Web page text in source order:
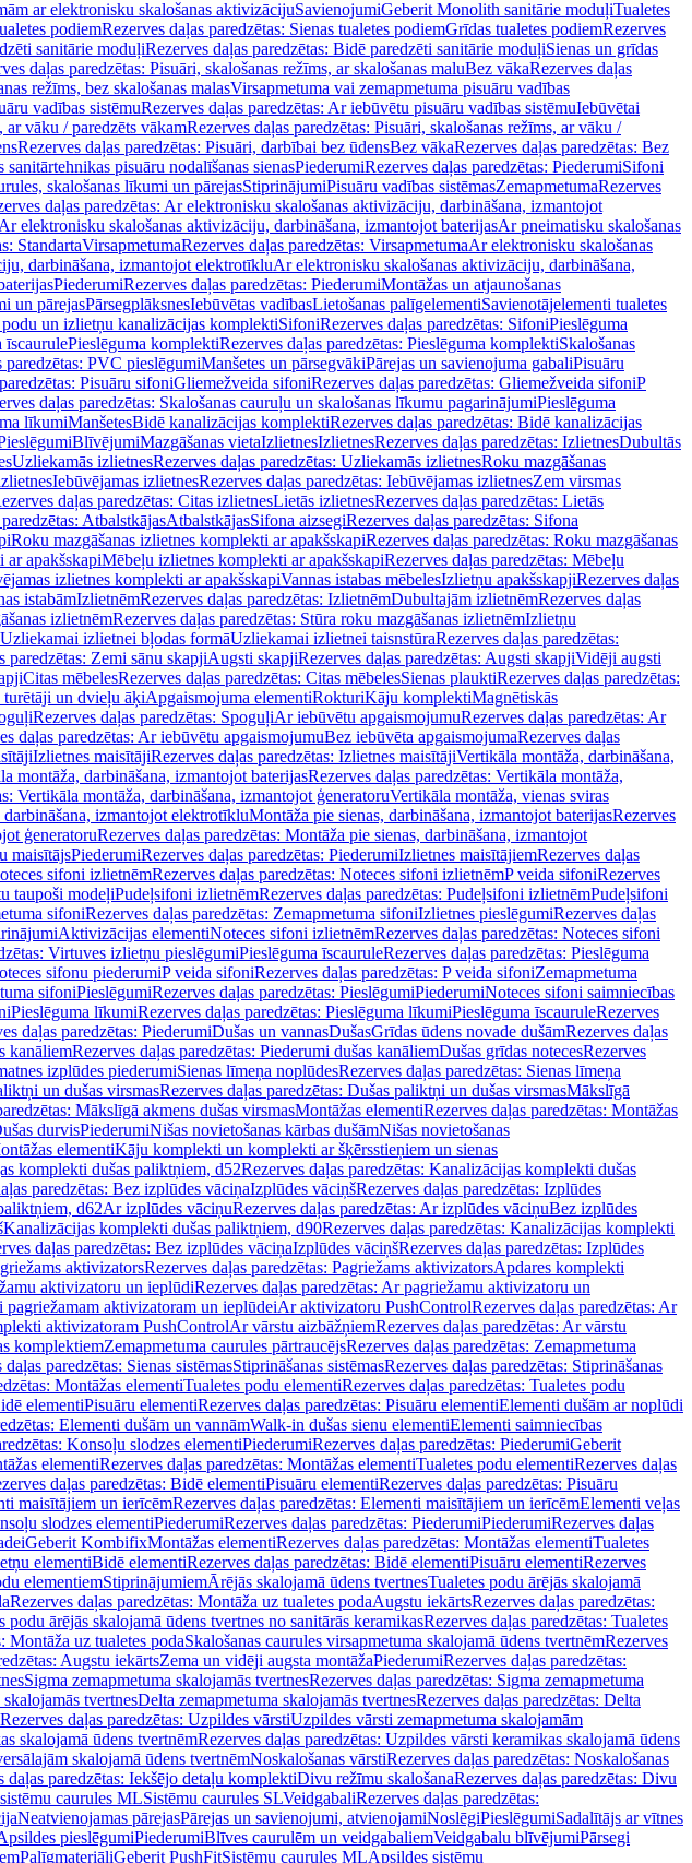
ar elektronisku skalošanas aktivizācijuSavienojumiGeberit Monolith sanitārie moduļiTualetes
podiemRezerves daļas paredzētas: Sienas tualetes podiemGrīdas tualetes podiemRezerves
sanitārie moduļiRezerves daļas paredzētas: Bidē paredzēti sanitārie moduļiSienas un grīdas
daļas paredzētas: Pisuāri, skalošanas režīms, ar skalošanas maluBez vākaRezerves daļas
režīms, bez skalošanas malasVirsapmetuma vai zemapmetuma pisuāru vadības
vadības sistēmuRezerves daļas paredzētas: Ar iebūvētu pisuāru vadības sistēmuIebūvētai
ar vāku / paredzēts vākamRezerves daļas paredzētas: Pisuāri, skalošanas režīms, ar vāku /
Rezerves daļas paredzētas: Pisuāri, darbībai bez ūdensBez vākaRezerves daļas paredzētas: Bez
sanitārtehnikas pisuāru nodalīšanas sienasPiederumiRezerves daļas paredzētas: PiederumiSifoni
skalošanas līkumi un pārejasStiprinājumiPisuāru vadības sistēmasZemapmetumaRezerves
daļas paredzētas: Ar elektronisku skalošanas aktivizāciju, darbināšana, izmantojot
elektronisku skalošanas aktivizāciju, darbināšana, izmantojot baterijasAr pneimatisku skalošanas
StandartaVirsapmetumaRezerves daļas paredzētas: VirsapmetumaAr elektronisku skalošanas
darbināšana, izmantojot elektrotīkluAr elektronisku skalošanas aktivizāciju, darbināšana,
PiederumiRezerves daļas paredzētas: PiederumiMontāžas un atjaunošanas
un pārejasPārsegplāksnesIebūvētas vadībasLietošanas palīgelementiSavienotājelementi tualetes
podu un izlietņu kanalizācijas komplektiSifoniRezerves daļas paredzētas: SifoniPieslēguma
īscaurulePieslēguma komplektiRezerves daļas paredzētas: Pieslēguma komplektiSkalošanas
paredzētas: PVC pieslēgumiManšetes un pārsegvākiPārejas un savienojuma gabaliPisuāru
Pisuāru sifoniGliemežveida sifoniRezerves daļas paredzētas: Gliemežveida sifoniP
daļas paredzētas: Skalošanas cauruļu un skalošanas līkumu pagarinājumiPieslēguma
līkumiManšetesBidē kanalizācijas komplektiRezerves daļas paredzētas: Bidē kanalizācijas
BlīvējumiMazgāšanas vietaIzlietnesIzlietnesRezerves daļas paredzētas: IzlietnesDubultās
Uzliekamās izlietnesRezerves daļas paredzētas: Uzliekamās izlietnesRoku mazgāšanas
Iebūvējamas izlietnesRezerves daļas paredzētas: Iebūvējamas izlietnesZem virsmas
daļas paredzētas: Citas izlietnesLietās izlietnesRezerves daļas paredzētas: Lietās
AtbalstkājasAtbalstkājasSifona aizsegiRezerves daļas paredzētas: Sifona
Roku mazgāšanas izlietnes komplekti ar apakšskapiRezerves daļas paredzētas: Roku mazgāšanas
ar apakšskapiMēbeļu izlietnes komplekti ar apakšskapiRezerves daļas paredzētas: Mēbeļu
izlietnes komplekti ar apakšskapiVannas istabas mēbelesIzlietņu apakšskapjiRezerves daļas
istabāmIzlietnēmRezerves daļas paredzētas: IzlietnēmDubultajām izlietnēmRezerves daļas
izlietnēmRezerves daļas paredzētas: Stūra roku mazgāšanas izlietnēmIzlietņu
izlietnei bļodas formāUzliekamai izlietnei taisnstūraRezerves daļas paredzētas:
paredzētas: Zemi sānu skapjiAugsti skapjiRezerves daļas paredzētas: Augsti skapjiVidēji augsti
Citas mēbelesRezerves daļas paredzētas: Citas mēbelesSienas plauktiRezerves daļas paredzētas:
un dvieļu āķiApgaismojuma elementiRokturiKāju komplektiMagnētiskās
Rezerves daļas paredzētas: SpoguļiAr iebūvētu apgaismojumuRezerves daļas paredzētas: Ar
daļas paredzētas: Ar iebūvētu apgaismojumuBez iebūvēta apgaismojumaRezerves daļas
Izlietnes maisītājiRezerves daļas paredzētas: Izlietnes maisītājiVertikāla montāža, darbināšana,
montāža, darbināšana, izmantojot baterijasRezerves daļas paredzētas: Vertikāla montāža,
Vertikāla montāža, darbināšana, izmantojot ģeneratoruVertikāla montāža, vienas sviras
darbināšana, izmantojot elektrotīkluMontāža pie sienas, darbināšana, izmantojot baterijasRezerves
ģeneratoruRezerves daļas paredzētas: Montāža pie sienas, darbināšana, izmantojot
maisītājsPiederumiRezerves daļas paredzētas: PiederumiIzlietnes maisītājiemRezerves daļas
sifoni izlietnēmRezerves daļas paredzētas: Noteces sifoni izlietnēmP veida sifoniRezerves
taupoši modeļiPudeļsifoni izlietnēmRezerves daļas paredzētas: Pudeļsifoni izlietnēmPudeļsifoni
sifoniRezerves daļas paredzētas: Zemapmetuma sifoniIzlietnes pieslēgumiRezerves daļas
Aktivizācijas elementiNoteces sifoni izlietnēmRezerves daļas paredzētas: Noteces sifoni
Virtuves izlietņu pieslēgumiPieslēguma īscauruleRezerves daļas paredzētas: Pieslēguma
sifonu piederumiP veida sifoniRezerves daļas paredzētas: P veida sifoniZemapmetuma
sifoniPieslēgumiRezerves daļas paredzētas: PieslēgumiPiederumiNoteces sifoni saimniecības
Pieslēguma līkumiRezerves daļas paredzētas: Pieslēguma līkumiPieslēguma īscauruleRezerves
daļas paredzētas: PiederumiDušas un vannasDušasGrīdas ūdens novade dušāmRezerves daļas
kanāliemRezerves daļas paredzētas: Piederumi dušas kanāliemDušas grīdas notecesRezerves
izplūdes piederumiSienas līmeņa noplūdesRezerves daļas paredzētas: Sienas līmeņa
un dušas virsmasRezerves daļas paredzētas: Dušas paliktņi un dušas virsmasMākslīgā
Mākslīgā akmens dušas virsmasMontāžas elementiRezerves daļas paredzētas: Montāžas
durvisPiederumiNišas novietošanas kārbas dušāmNišas novietošanas
elementiKāju komplekti un komplekti ar šķērsstieņiem un sienas
komplekti dušas paliktņiem, d52Rezerves daļas paredzētas: Kanalizācijas komplekti dušas
paredzētas: Bez izplūdes vāciņaIzplūdes vāciņšRezerves daļas paredzētas: Izplūdes
d62Ar izplūdes vāciņuRezerves daļas paredzētas: Ar izplūdes vāciņuBez izplūdes
Kanalizācijas komplekti dušas paliktņiem, d90Rezerves daļas paredzētas: Kanalizācijas komplekti
daļas paredzētas: Bez izplūdes vāciņaIzplūdes vāciņšRezerves daļas paredzētas: Izplūdes
aktivizatorsRezerves daļas paredzētas: Pagriežams aktivizatorsApdares komplekti
aktivizatoru un ieplūdiRezerves daļas paredzētas: Ar pagriežamu aktivizatoru un
pagriežamam aktivizatoram un ieplūdeiAr aktivizatoru PushControlRezerves daļas paredzētas: Ar
aktivizatoram PushControlAr vārstu aizbāžņiemRezerves daļas paredzētas: Ar vārstu
komplektiemZemapmetuma caurules pārtraucējsRezerves daļas paredzētas: Zemapmetuma
daļas paredzētas: Sienas sistēmasStiprināšanas sistēmasRezerves daļas paredzētas: Stiprināšanas
Montāžas elementiTualetes podu elementiRezerves daļas paredzētas: Tualetes podu
elementiPisuāru elementiRezerves daļas paredzētas: Pisuāru elementiElementi dušām ar noplūdi
Elementi dušām un vannāmWalk-in dušas sienu elementiElementi saimniecības
Konsoļu slodzes elementiPiederumiRezerves daļas paredzētas: PiederumiGeberit
elementiRezerves daļas paredzētas: Montāžas elementiTualetes podu elementiRezerves daļas
daļas paredzētas: Bidē elementiPisuāru elementiRezerves daļas paredzētas: Pisuāru
maisītājiem un ierīcēmRezerves daļas paredzētas: Elementi maisītājiem un ierīcēmElementi veļas
slodzes elementiPiederumiRezerves daļas paredzētas: PiederumiPiederumiRezerves daļas
Geberit KombifixMontāžas elementiRezerves daļas paredzētas: Montāžas elementiTualetes
elementiBidē elementiRezerves daļas paredzētas: Bidē elementiPisuāru elementiRezerves
elementiemStiprinājumiemĀrējās skalojamā ūdens tvertnesTualetes podu ārējās skalojamā
Rezerves daļas paredzētas: Montāža uz tualetes podaAugstu iekārtsRezerves daļas paredzētas:
podu ārējās skalojamā ūdens tvertnes no sanitārās keramikasRezerves daļas paredzētas: Tualetes
Montāža uz tualetes podaSkalošanas caurules virsapmetuma skalojamā ūdens tvertnēmRezerves
Augstu iekārtsZema un vidēji augsta montāžaPiederumiRezerves daļas paredzētas:
Sigma zemapmetuma skalojamās tvertnesRezerves daļas paredzētas: Sigma zemapmetuma
tvertnesDelta zemapmetuma skalojamās tvertnesRezerves daļas paredzētas: Delta
Rezerves daļas paredzētas: Uzpildes vārstiUzpildes vārsti zemapmetuma skalojamām
skalojamā ūdens tvertnēmRezerves daļas paredzētas: Uzpildes vārsti keramikas skalojamā ūdens
skalojamā ūdens tvertnēmNoskalošanas vārstiRezerves daļas paredzētas: Noskalošanas
daļas paredzētas: Iekšējo detaļu komplektiDivu režīmu skalošanaRezerves daļas paredzētas: Divu
caurules MLSistēmu caurules SLVeidgabaliRezerves daļas paredzētas:
Neatvienojamas pārejasPārejas un savienojumi, atvienojamiNoslēgiPieslēgumiSadalītājs ar vītnes
pieslēgumiPiederumiBlīves caurulēm un veidgabaliemVeidgabalu blīvējumiPārsegi
PalīgmateriāliGeberit PushFitSistēmu caurules MLApsildes sistēmu